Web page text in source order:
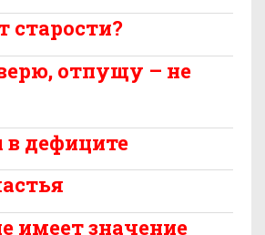
старости?
отпущу – не
дефиците
имеет значение